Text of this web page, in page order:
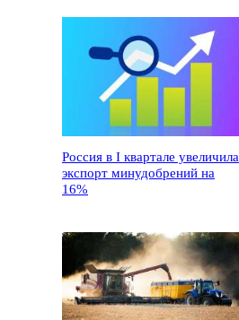
Россия в I квартале увеличила
экспорт минудобрений на
16%